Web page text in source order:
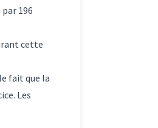
196
cette
fait que la
Les